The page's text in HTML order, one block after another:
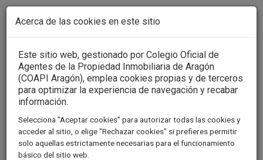
Pasar al contenido principal
Acceso usuarios
Acerca de las cookies en este sitio
Este sitio web, gestionado por Colegio Oficial de
Agentes de la Propiedad Inmobiliaria de Aragón
(COAPI Aragón), emplea cookies propias y de terceros
para optimizar la experiencia de navegación y recabar
información.
Selecciona "Aceptar cookies" para autorizar todas las cookies y
acceder al sitio, o elige "Rechazar cookies" si prefieres permitir
solo aquellas estrictamente necesarias para el funcionamiento
básico del sitio web.